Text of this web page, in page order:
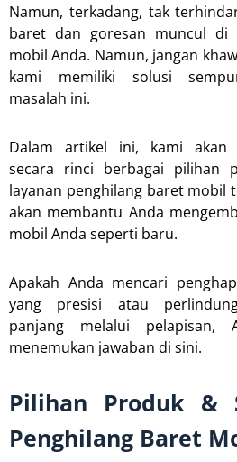
Namun, terkadang, tak
baret dan goresan muncul di
mobil Anda. Namun, jangan
kami memiliki solusi
masalah ini.
Dalam artikel ini, kami akan
secara rinci berbagai pilihan
layanan penghilang baret mobil
akan membantu Anda
mobil Anda seperti baru.
Apakah Anda mencari
yang presisi atau
panjang melalui pelapisan,
menemukan jawaban di sini.
Pilihan Produk &
Penghilang Baret